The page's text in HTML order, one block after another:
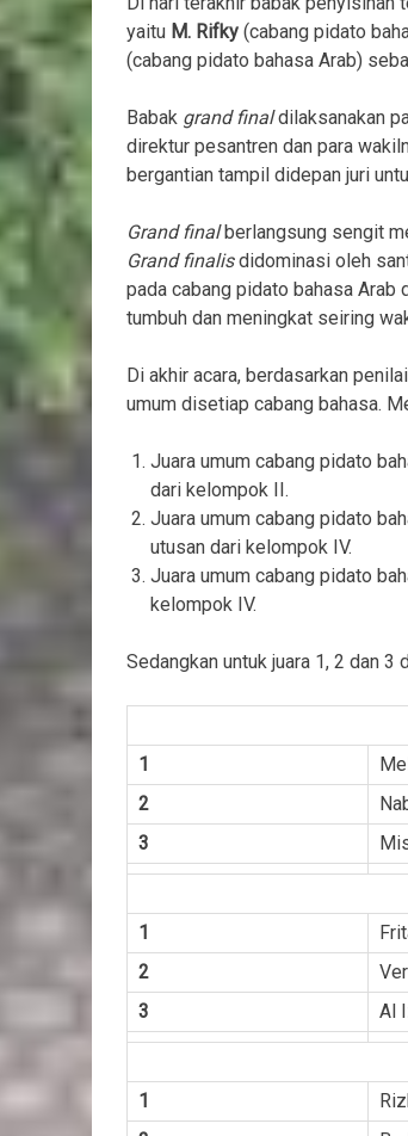
yaitu M. Rifky(cabang pidato
(cabang pidato bahasa Arab)
Babak grand finaldilaksanakan
direktur pesantren dan para
bergantian tampil didepan juri
Grand finalberlangsung sengit
Grand finalisdidominasi oleh
pada cabang pidato bahasa Arab
tumbuh dan meningkat seiring
Di akhir acara, berdasarkan
umum disetiap cabang bahasa.
Juara umum cabang pidato
dari kelompok II.
Juara umum cabang pidato
utusan dari kelompok IV.
Juara umum cabang pidato
kelompok IV.
Sedangkan untuk juara 1, 2 dan
1
2
3
1
2
3
Al
1